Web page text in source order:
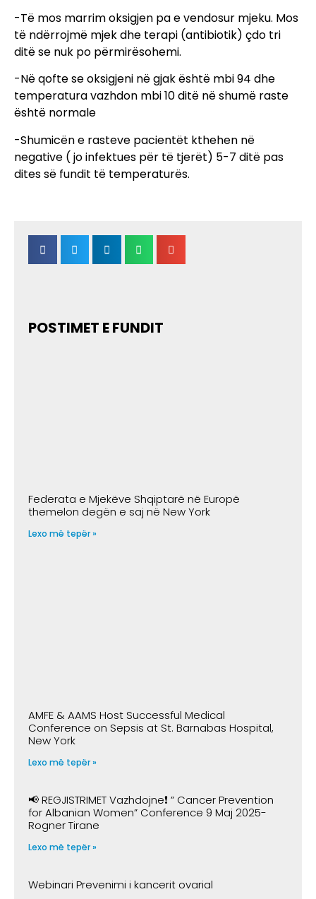
-Të mos marrim oksigjen pa e vendosur mjeku. Mos
të ndërrojmë mjek dhe terapi (antibiotik) çdo tri
ditë se nuk po përmirësohemi.
-Në qofte se oksigjeni në gjak është mbi 94 dhe
temperatura vazhdon mbi 10 ditë në shumë raste
është normale
-Shumicën e rasteve pacientët kthehen në
negative ( jo infektues për të tjerët) 5-7 ditë pas
dites së fundit të temperaturës.
POSTIMET E FUNDIT
Federata e Mjekëve Shqiptarë në Europë
themelon degën e saj në New York
Lexo më tepër »
AMFE & AAMS Host Successful Medical
Conference on Sepsis at St. Barnabas Hospital,
New York
Lexo më tepër »
📢 REGJISTRIMET Vazhdojne❗️ ” Cancer Prevention
for Albanian Women” Conference 9 Maj 2025-
Rogner Tirane
Lexo më tepër »
Webinari Prevenimi i kancerit ovarial